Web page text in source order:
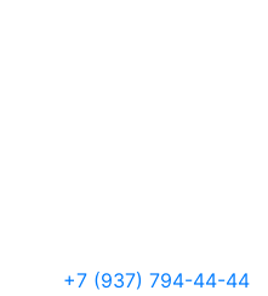
+7 (937) 794-44-44